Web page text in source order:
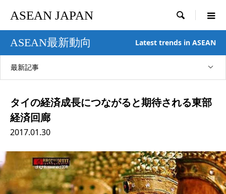
ASEAN JAPAN 
ASEAN最新動向 Latest trends in ASEAN
最新記事
タイの経済成長につながると期待される東部
経済回廊
2017.01.30